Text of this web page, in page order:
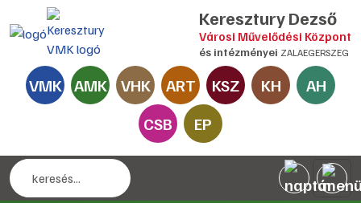
Keresztury Dezső
Városi Művelődési Központ
és intézményei ZALAEGERSZEG
VMK AMK VHK ART KSZ KH
AH
CSB
EP